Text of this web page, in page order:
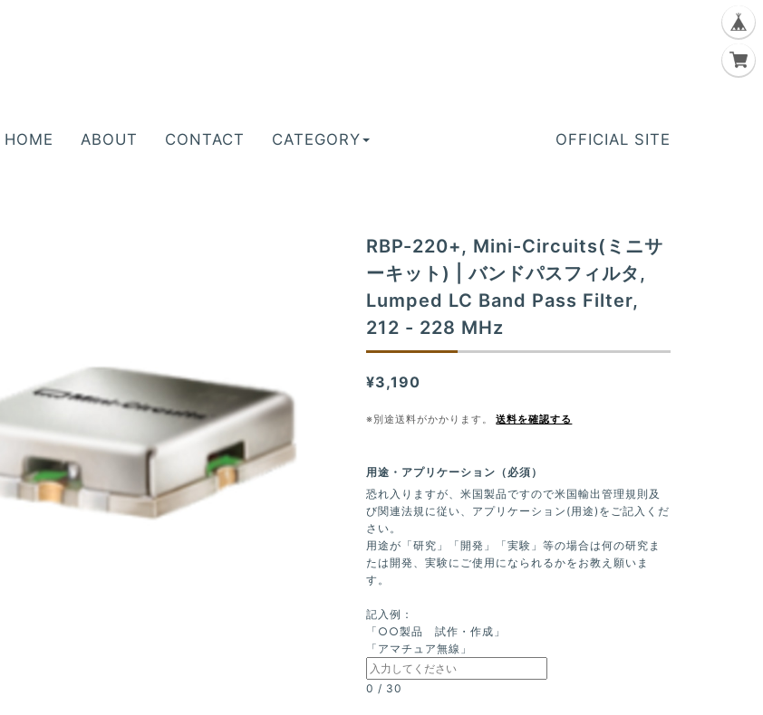
HOME ABOUT CONTACT CATEGORY OFFICIAL SITE
RBP-220+, Mini-Circuits(ミニサ
ーキット) | バンドパスフィルタ,
Lumped LC Band Pass Filter,
212 - 228 MHz
¥3,190
※別途送料がかかります。 送料を確認する
用途・アプリケーション（必須）
恐れ入りますが、米国製品ですので米国輸出管理規則及
び関連法規に従い、アプリケーション(用途)をご記入くだ
さい。
用途が「研究」「開発」「実験」等の場合は何の研究ま
たは開発、実験にご使用になられるかをお教え願いま
す。
記入例：
「○○製品 試作・作成」
「アマチュア無線」
0 / 30